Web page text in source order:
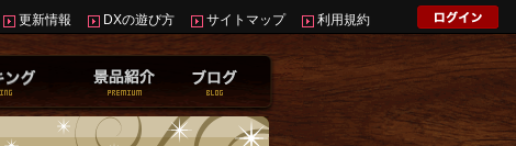
更新情報 DXの遊び方 サイトマップ 利用規約